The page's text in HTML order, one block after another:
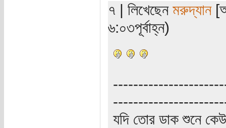
৭ | লিখেছেন মরুদ্যান
৬:০৩পূর্বাহ্ন)
যদি তোর ডাক শুনে